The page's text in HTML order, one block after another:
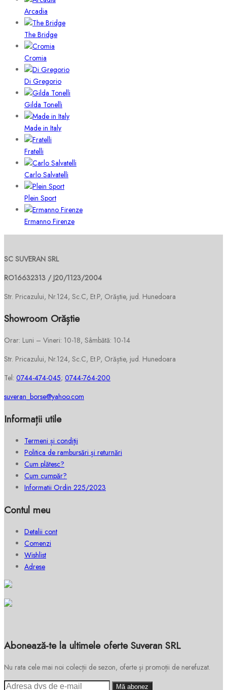
Arcadia
The Bridge
Cromia
Di Gregorio
Gilda Tonelli
Made in Italy
Fratelli
Carlo Salvatelli
Plein Sport
Ermanno Firenze
SC SUVERAN SRL
RO16632313 / J20/1123/2004
Str. Pricazului, Nr.124, Sc.C, Et.P, Orăștie, jud. Hunedoara
Showroom Orăștie
Orar: Luni – Vineri: 10-18, Sâmbătă: 10-14
Str. Pricazului, Nr.124, Sc.C, Et.P, Orăștie, jud. Hunedoara
Tel: 0744-474-045; 0744-764-200
suveran_borse@yahoo.com
Informații utile
Termeni și condiții
Politica de rambursări și returnări
Cum plătesc?
Cum cumpăr?
Informatii Ordin 225/2023
Contul meu
Detalii cont
Comenzi
Wishlist
Adrese
Abonează-te la ultimele oferte Suveran SRL
Nu rata cele mai noi colecții de sezon, oferte și promoții de nerefuzat.